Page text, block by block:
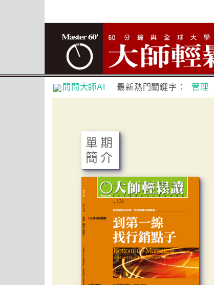
問問大師AI 最新熱門關鍵字： 管理
單期
簡介